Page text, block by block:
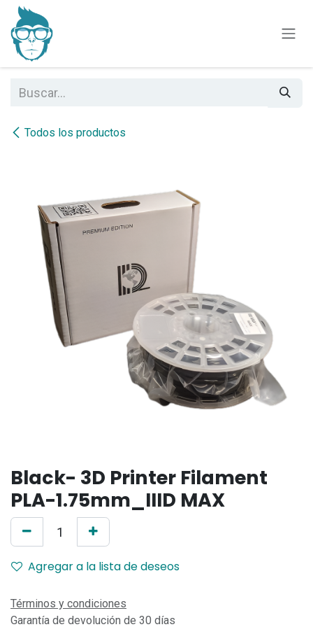
Ir al contenido
Todos los productos
Black- 3D Printer Filament
PLA-1.75mm_IIID MAX
Agregar a la lista de deseos
Términos y condiciones
Garantía de devolución de 30 días